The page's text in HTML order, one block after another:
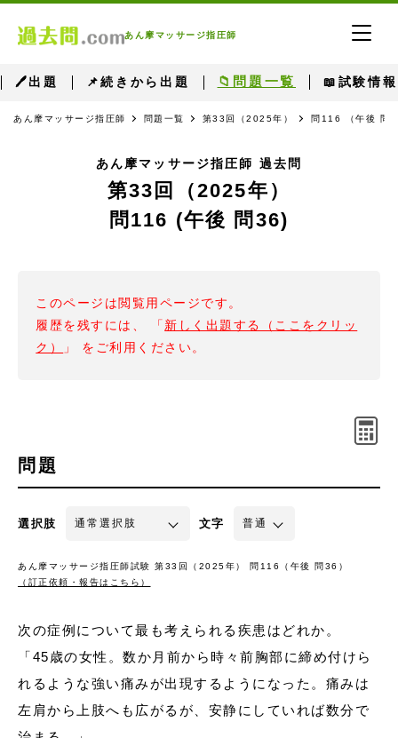
あん摩マッサージ指圧師
🖊出題 📌続きから出題 📁問題一覧 📖試験情報
あん摩マッサージ指圧師 問題一覧 第33回（2025年） 問116 （午後 問
あん摩マッサージ指圧師 過去問
第33回（2025年）
問116 (午後 問36)
このページは閲覧用ページです。
履歴を残すには、 「 新しく出題する（ここをクリッ
ク）
」 をご利用ください。
問題
選択肢 文字
あん摩マッサージ指圧師試験 第33回（2025年） 問116（午後 問36）
（訂正依頼・報告はこちら）
次の症例について最も考えられる疾患はどれか。
「45歳の女性。数か月前から時々前胸部に締め付けら
れるような強い痛みが出現するようになった。痛みは
左肩から上肢へも広がるが、安静にしていれば数分で